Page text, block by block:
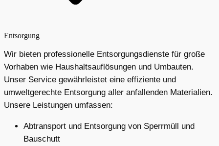
Entsorgung
Wir bieten professionelle Entsorgungsdienste für große
Vorhaben wie Haushaltsauflösungen und Umbauten.
Unser Service gewährleistet eine effiziente und
umweltgerechte Entsorgung aller anfallenden Materialien.
Unsere Leistungen umfassen:
Abtransport und Entsorgung von Sperrmüll und
Bauschutt